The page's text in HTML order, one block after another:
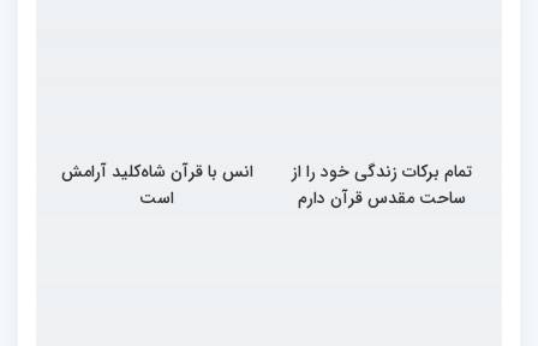
تمام برکات زندگی خود را از
ساحت مقدس قرآن دارم
انس با قرآن شاه‌کلید آرامش
است